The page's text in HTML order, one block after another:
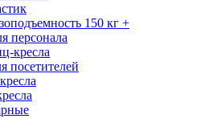
150 кг +
персонала
кресла
посетителей